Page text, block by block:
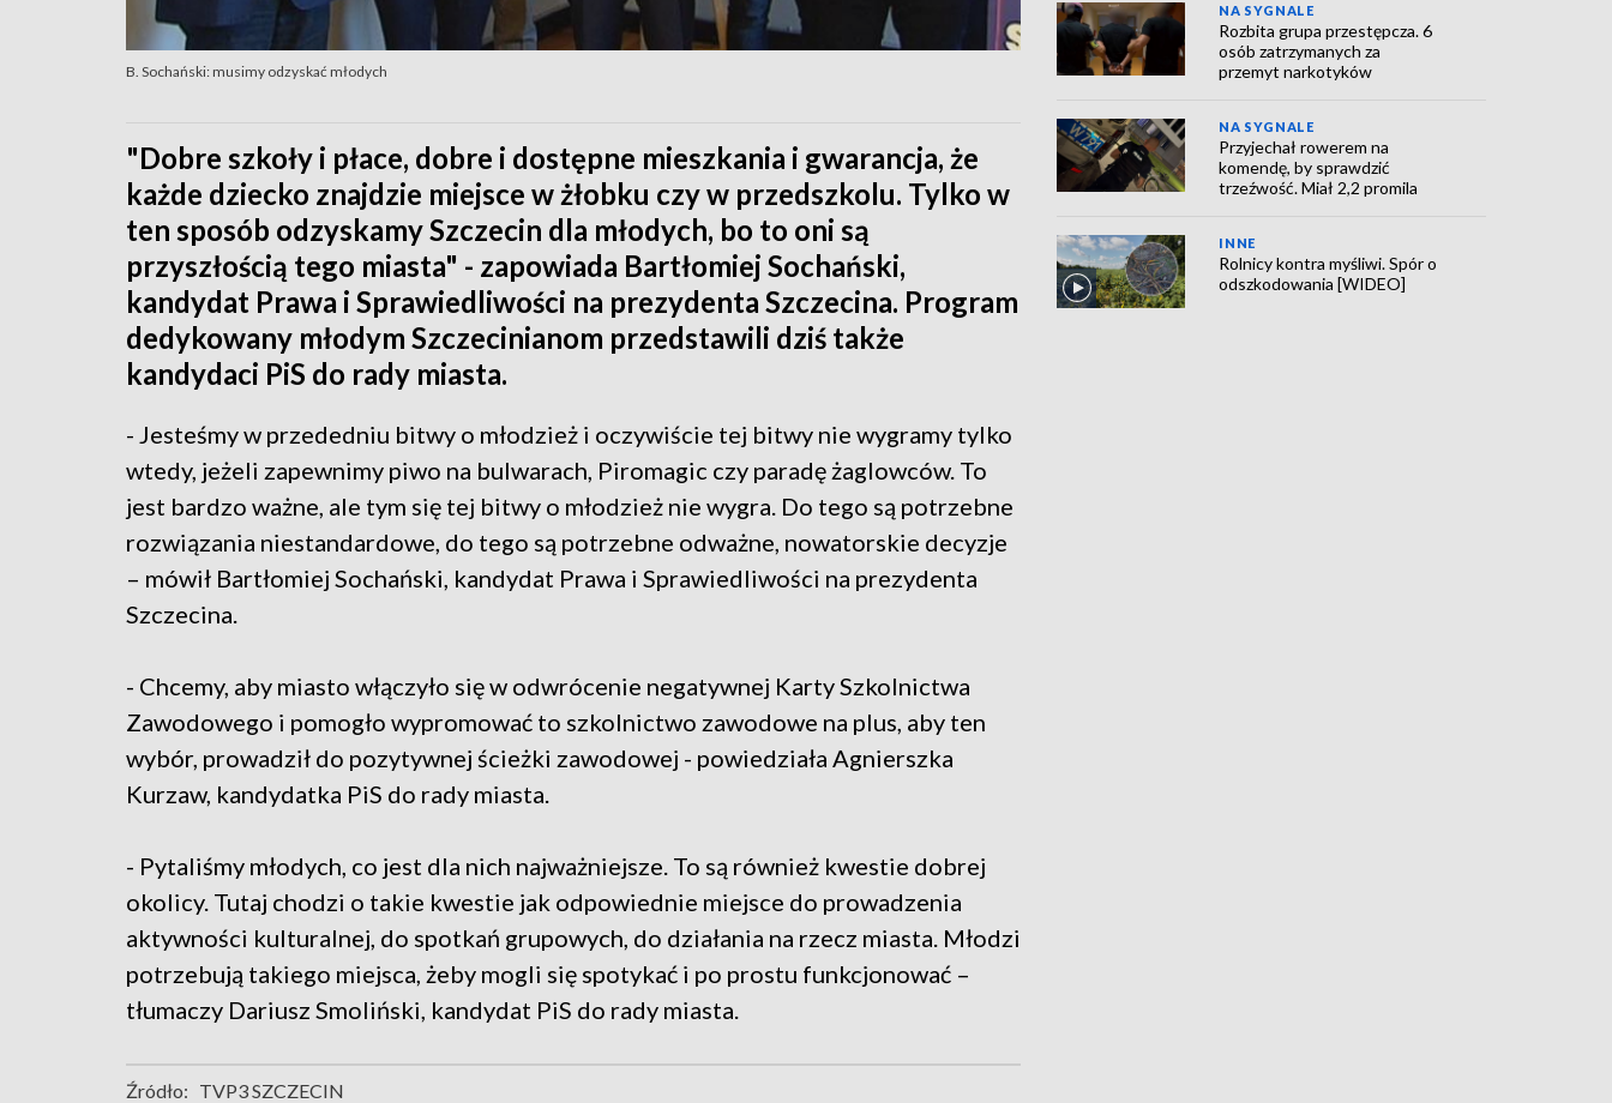
B. Sochański: musimy odzyskać młodych
"Dobre szkoły i płace, dobre i dostępne mieszkania i gwarancja, że
każde dziecko znajdzie miejsce w żłobku czy w przedszkolu. Tylko w
ten sposób odzyskamy Szczecin dla młodych, bo to oni są
przyszłością tego miasta" - zapowiada Bartłomiej Sochański,
kandydat Prawa i Sprawiedliwości na prezydenta Szczecina. Program
dedykowany młodym Szczecinianom przedstawili dziś także
kandydaci PiS do rady miasta.
- Jesteśmy w przededniu bitwy o młodzież i oczywiście tej bitwy nie wygramy tylko
wtedy, jeżeli zapewnimy piwo na bulwarach, Piromagic czy paradę żaglowców. To
jest bardzo ważne, ale tym się tej bitwy o młodzież nie wygra. Do tego są potrzebne
rozwiązania niestandardowe, do tego są potrzebne odważne, nowatorskie decyzje
– mówił Bartłomiej Sochański, kandydat Prawa i Sprawiedliwości na prezydenta
Szczecina.
- Chcemy, aby miasto włączyło się w odwrócenie negatywnej Karty Szkolnictwa
Zawodowego i pomogło wypromować to szkolnictwo zawodowe na plus, aby ten
wybór, prowadził do pozytywnej ścieżki zawodowej - powiedziała Agnierszka
Kurzaw, kandydatka PiS do rady miasta.
- Pytaliśmy młodych, co jest dla nich najważniejsze. To są również kwestie dobrej
okolicy. Tutaj chodzi o takie kwestie jak odpowiednie miejsce do prowadzenia
aktywności kulturalnej, do spotkań grupowych, do działania na rzecz miasta. Młodzi
potrzebują takiego miejsca, żeby mogli się spotykać i po prostu funkcjonować –
tłumaczy Dariusz Smoliński, kandydat PiS do rady miasta.
Źródło: TVP3 SZCZECIN
NA SYGNALE
Rozbita grupa przestępcza. 6
osób zatrzymanych za
przemyt narkotyków
NA SYGNALE
Przyjechał rowerem na
komendę, by sprawdzić
trzeźwość. Miał 2,2 promila
INNE
Rolnicy kontra myśliwi. Spór o
odszkodowania [WIDEO]